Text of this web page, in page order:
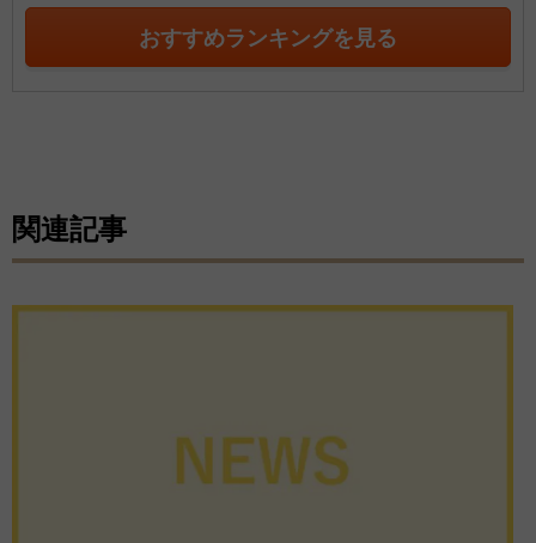
おすすめランキングを見る
関連記事